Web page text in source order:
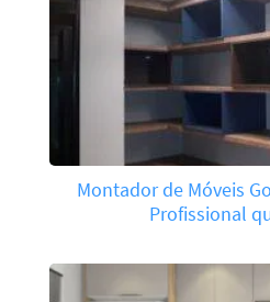
Montador de Móveis
Profissional